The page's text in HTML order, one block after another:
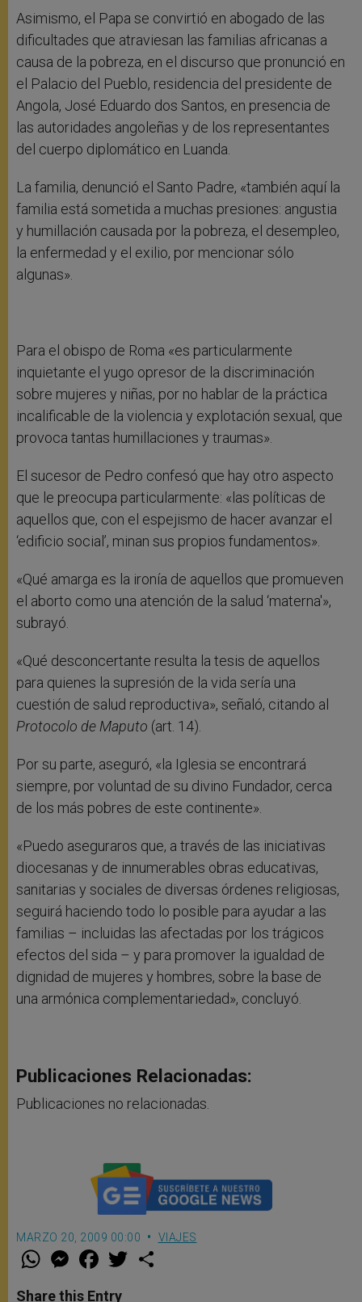
Asimismo, el Papa se convirtió en abogado de las
dificultades que atraviesan las familias africanas a
causa de la pobreza, en el discurso que pronunció en
el Palacio del Pueblo, residencia del presidente de
Angola, José Eduardo dos Santos, en presencia de
las autoridades angoleñas y de los representantes
del cuerpo diplomático en Luanda.
La familia, denunció el Santo Padre, «también aquí la
familia está sometida a muchas presiones: angustia
y humillación causada por la pobreza, el desempleo,
la enfermedad y el exilio, por mencionar sólo
algunas».
Para el obispo de Roma «es particularmente
inquietante el yugo opresor de la discriminación
sobre mujeres y niñas, por no hablar de la práctica
incalificable de la violencia y explotación sexual, que
provoca tantas humillaciones y traumas».
El sucesor de Pedro confesó que hay otro aspecto
que le preocupa particularmente: «las políticas de
aquellos que, con el espejismo de hacer avanzar el
‘edificio social’, minan sus propios fundamentos».
«Qué amarga es la ironía de aquellos que promueven
el aborto como una atención de la salud ‘materna'»,
subrayó.
«Qué desconcertante resulta la tesis de aquellos
para quienes la supresión de la vida sería una
cuestión de salud reproductiva», señaló, citando al
Protocolo de Maputo (art. 14).
Por su parte, aseguró, «la Iglesia se encontrará
siempre, por voluntad de su divino Fundador, cerca
de los más pobres de este continente».
«Puedo aseguraros que, a través de las iniciativas
diocesanas y de innumerables obras educativas,
sanitarias y sociales de diversas órdenes religiosas,
seguirá haciendo todo lo posible para ayudar a las
familias – incluidas las afectadas por los trágicos
efectos del sida – y para promover la igualdad de
dignidad de mujeres y hombres, sobre la base de
una armónica complementariedad», concluyó.
Publicaciones Relacionadas:
Publicaciones no relacionadas.
MARZO 20, 2009 00:00 VIAJES
W
t
M
e
s
F
a
e
w
Share this Entry